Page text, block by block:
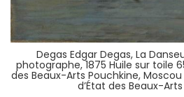
Degas Edgar Degas, La
photographe, 1875 Huile sur toile
des Beaux-Arts Pouchkine,
d’État des Beaux-